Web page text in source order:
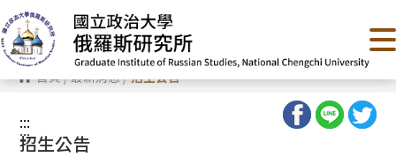
跳
到
主
要
內
容 首頁/最新消息/招生公告
:::
:::
招生公告